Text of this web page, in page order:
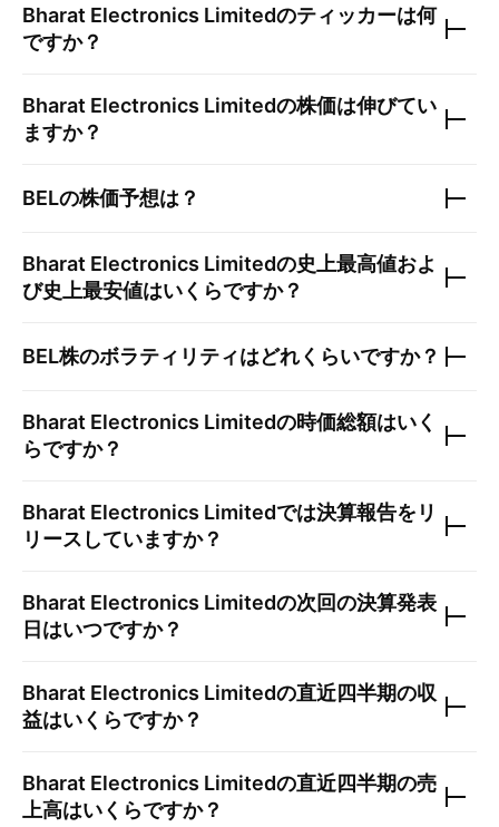
Bharat Electronics Limitedのティッカーは何
ですか？
Bharat Electronics Limitedの株価は伸びてい
ますか？
BELの株価予想は？
Bharat Electronics Limitedの史上最高値およ
び史上最安値はいくらですか？
BEL株のボラティリティはどれくらいですか？
Bharat Electronics Limitedの時価総額はいく
らですか？
Bharat Electronics Limitedでは決算報告をリ
リースしていますか？
Bharat Electronics Limitedの次回の決算発表
日はいつですか？
Bharat Electronics Limitedの直近四半期の収
益はいくらですか？
Bharat Electronics Limitedの直近四半期の売
上高はいくらですか？